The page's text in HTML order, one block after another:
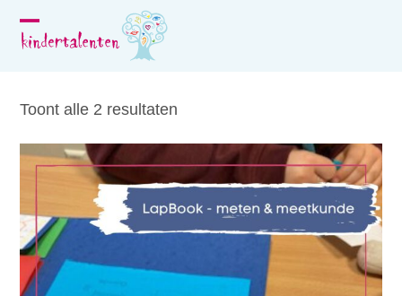
Open
menu
Close
menu
Toont alle 2 resultaten